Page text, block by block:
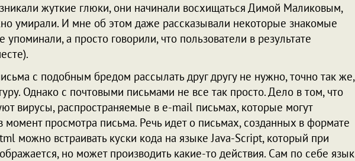
жуткие глюки, они начинали восхищаться Димой Маликовым,
умирали. И мне об этом даже рассказывали некоторые знакомые
а просто говорили, что пользователи в результате
с подобным бредом рассылать друг другу не нужно, точно так же,
Однако с почтовыми письмами не все так просто. Дело в том, что
вирусы, распространяемые в e-mail письмах, которые могут
момент просмотра письма. Речь идет о письмах, созданных в формате
можно встраивать куски кода на языке Java-Script, который при
но может производить какие-то действия. Сам по себе язык